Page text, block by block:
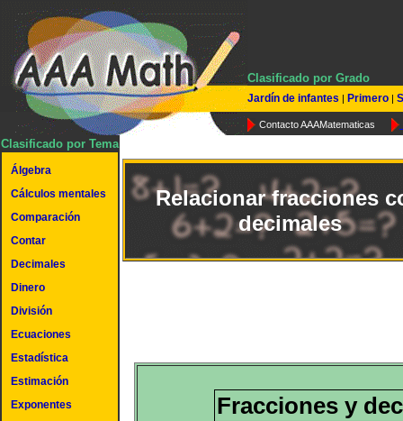
Clasificado por Grado
Jardín de infantes | Primero |
Contacto AAAMatematicas
Clasificado por Tema
Álgebra
Cálculos mentales
Comparación
Contar
Decimales
Dinero
División
Ecuaciones
Estadística
Estimación
Exponentes
Relacionar fracciones
decimales
Fracciones y